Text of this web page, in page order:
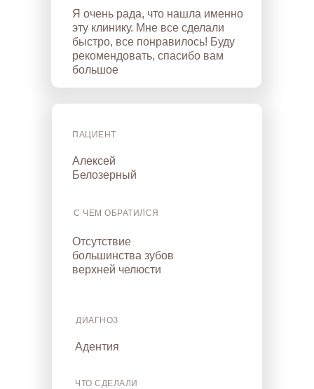
ЧТО СДЕЛАЛИ
Отсутствие
большинства зубов
верхней челюсти
С ЧЕМ ОБРАТИЛСЯ
Адентия
ДИАГНОЗ
Алексей
Белозерный
ПАЦИЕНТ
Я очень рада, что нашла именно
эту клинику. Мне все сделали
быстро, все понравилось! Буду
рекомендовать, спасибо вам
большое